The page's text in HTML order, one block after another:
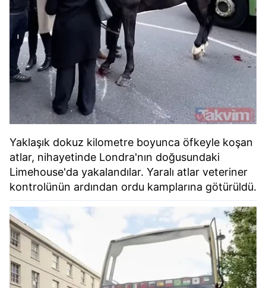
Yaklaşık dokuz kilometre boyunca öfkeyle koşan
atlar, nihayetinde Londra'nın doğusundaki
Limehouse'da yakalandılar. Yaralı atlar veteriner
kontrolünün ardından ordu kamplarına götürüldü.